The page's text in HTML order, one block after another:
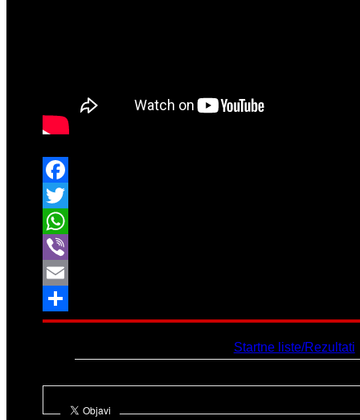
Facebook
Twitter
WhatsApp
Viber
Email
Share
Startne liste/Rezultati